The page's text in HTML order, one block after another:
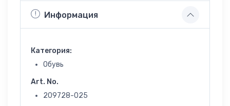
Информация
Категория:
Обувь
Art. No.
209728-025